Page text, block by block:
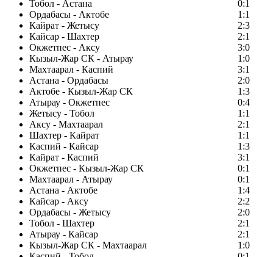
Тобол - Астана
0:1
Ордабасы - Актобе
1:1
Кайрат - Жетысу
2:3
Кайсар - Шахтер
2:1
Окжетпес - Аксу
3:0
Кызыл-Жар СК - Атырау
1:0
Махтаарал - Каспий
3:1
Астана - Ордабасы
2:0
Актобе - Кызыл-Жар СК
1:3
Атырау - Окжетпес
0:4
Жетысу - Тобол
1:1
Аксу - Махтаарал
2:1
Шахтер - Кайрат
1:1
Каспий - Кайсар
1:3
Кайрат - Каспий
3:1
Окжетпес - Кызыл-Жар СК
0:1
Махтаарал - Атырау
0:1
Астана - Актобе
1:4
Кайсар - Аксу
2:2
Ордабасы - Жетысу
2:0
Тобол - Шахтер
2:1
Атырау - Кайсар
2:1
Кызыл-Жар СК - Махтаарал
1:0